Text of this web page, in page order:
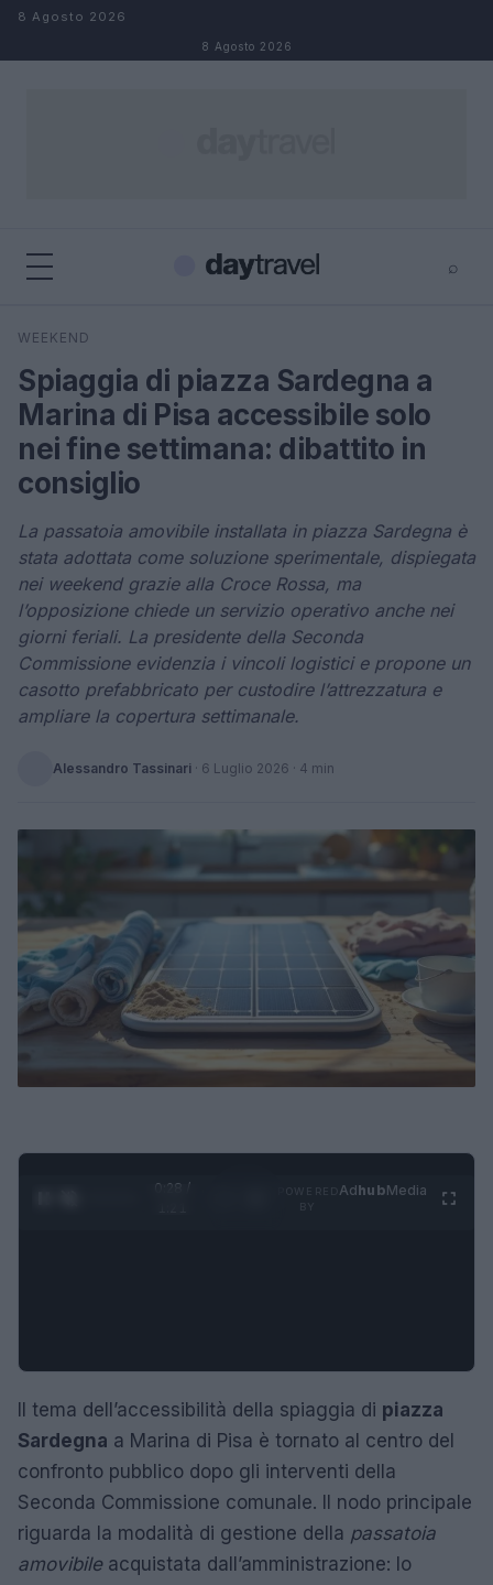
Salta al contenuto
8 Agosto 2026
8 Agosto 2026
⌕
Cerca
WEEKEND
Spiaggia di piazza Sardegna a
Marina di Pisa accessibile solo
nei fine settimana: dibattito in
consiglio
La passatoia amovibile installata in piazza Sardegna è
stata adottata come soluzione sperimentale, dispiegata
nei weekend grazie alla Croce Rossa, ma
l’opposizione chiede un servizio operativo anche nei
giorni feriali. La presidente della Seconda
Commissione evidenzia i vincoli logistici e propone un
casotto prefabbricato per custodire l’attrezzatura e
ampliare la copertura settimanale.
Alessandro Tassinari · 6 Luglio 2026 · 4 min
0:29 /
AdhubMedia
Il tema dell’accessibilità della spiaggia di piazza
Sardegna a Marina di Pisa è tornato al centro del
confronto pubblico dopo gli interventi della
Seconda Commissione comunale. Il nodo principale
riguarda la modalità di gestione della passatoia
amovibileacquistata dall’amministrazione: lo